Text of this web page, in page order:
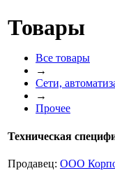
Товары
Все товары
→
Сети,
→
Прочее
Техническая
Продавец: ООО